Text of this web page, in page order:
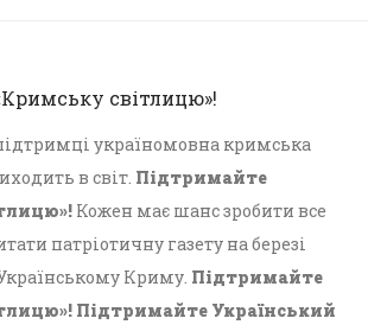
світлицю»!
україномовна кримська
в світ. Підтримайте
Кожен має шанс зробити все
патріотичну газету на березі
Криму. Підтримайте
Підтримайте Український